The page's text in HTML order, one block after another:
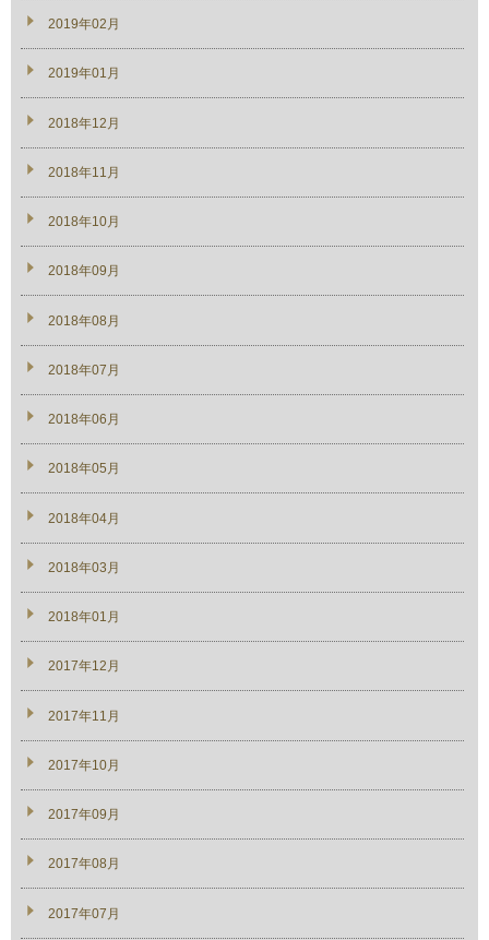
2019年02月
2019年01月
2018年12月
2018年11月
2018年10月
2018年09月
2018年08月
2018年07月
2018年06月
2018年05月
2018年04月
2018年03月
2018年01月
2017年12月
2017年11月
2017年10月
2017年09月
2017年08月
2017年07月